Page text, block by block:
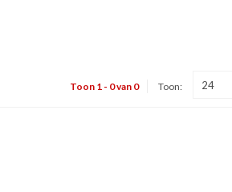
Toon 1 - 0 van 0 Toon: 24